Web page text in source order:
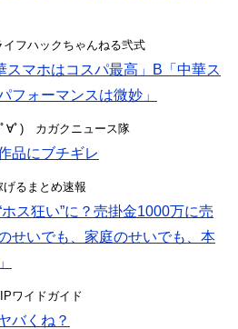
フハックちゃんねる弐式
スマホはコスパ最高」B「中華ス
フォーマンスは微妙」
∀ﾟ)ゞカガクニュース隊
品にブチギレ
げるまとめ速報
ス狂い”に？売掛金1000万に売
せいでも、家庭のせいでも、本
ワイドガイド
バくね？